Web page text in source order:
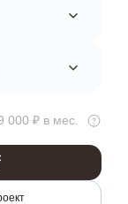
000 ₽ в мес.